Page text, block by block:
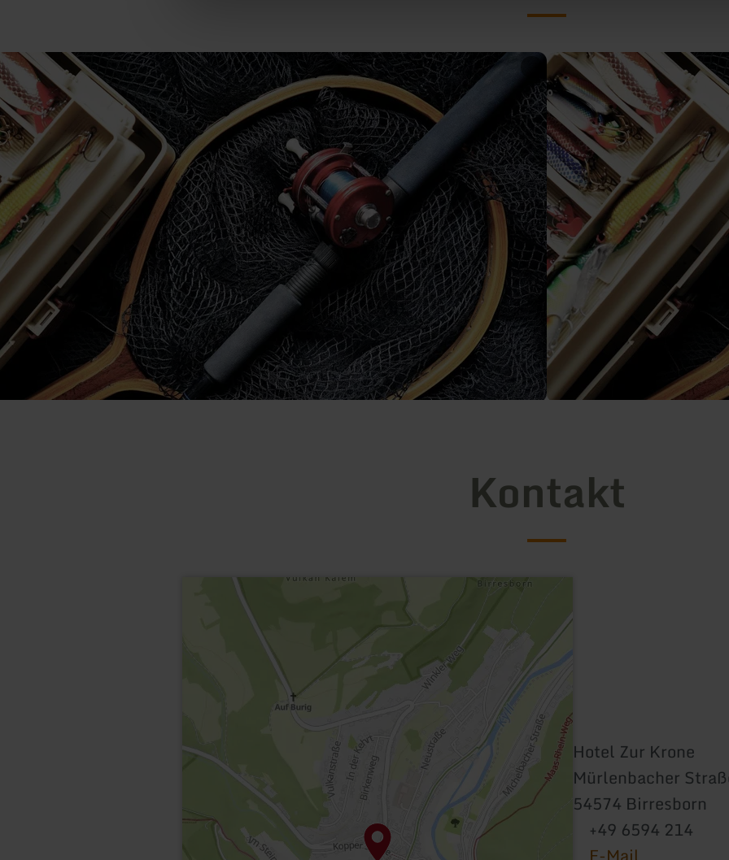
Kontakt
Hotel Zur Krone
Mürlenbacher
54574 Birresborn
+49 6594 214